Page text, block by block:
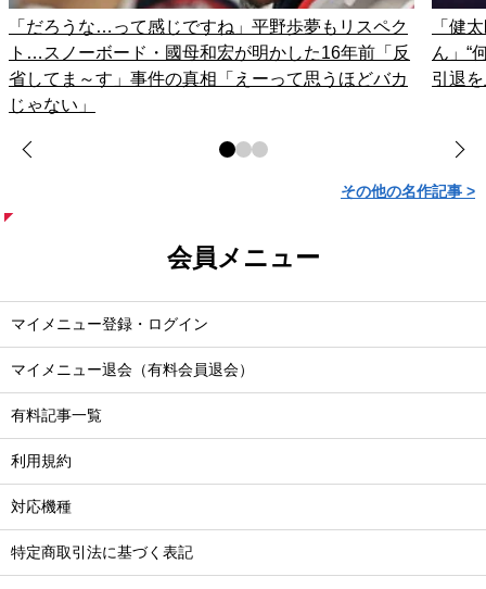
「だろうな…って感じですね」平野歩夢もリスペク
ト…スノーボード・國母和宏が明かした16年前「反
省してま～す」事件の真相「えーって思うほどバカ
じゃない」
「健
ん」“
引退
その他の名作記事 >
会員メニュー
マイメニュー登録・ログイン
マイメニュー退会（有料会員退会）
有料記事一覧
利用規約
対応機種
特定商取引法に基づく表記